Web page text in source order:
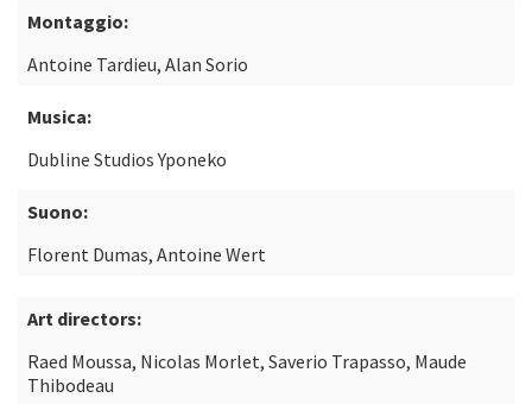
Montaggio:
Antoine Tardieu, Alan Sorio
Musica:
Dubline Studios Yponeko
Suono:
Florent Dumas, Antoine Wert
Art directors:
Raed Moussa, Nicolas Morlet, Saverio Trapasso, Maude
Thibodeau